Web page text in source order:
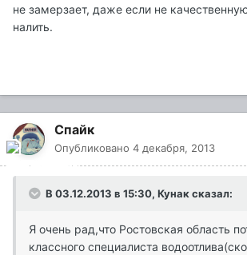
не замерзает, даже если не
налить.
Спайк
Опубликовано 4 декабря, 2013
В 03.12.2013 в 15:30, Кунак сказал:
Я очень рад,что Ростовская область
классного специалиста